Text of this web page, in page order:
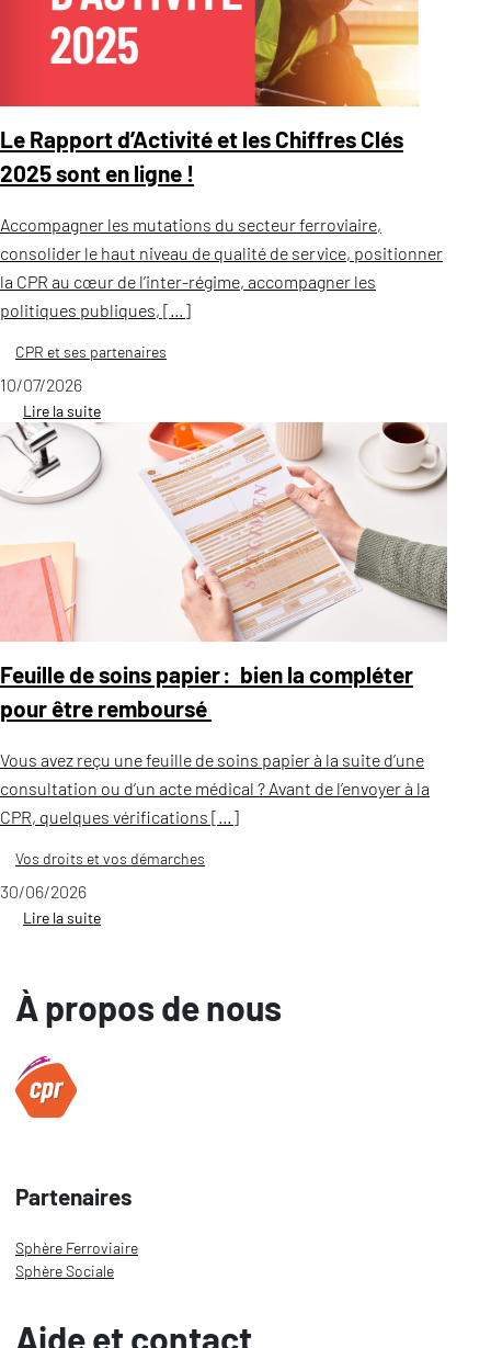
Le Rapport d’Activité et les Chiffres Clés
2025 sont en ligne !
Accompagner les mutations du secteur ferroviaire,
consolider le haut niveau de qualité de service, positionner
la CPR au cœur de l’inter-régime, accompagner les
politiques publiques, […]
CPR et ses partenaires
10/07/2026
Lire la suite
Feuille de soins papier : bien la compléter
pour être remboursé
Vous avez reçu une feuille de soins papier à la suite d’une
consultation ou d’un acte médical ? Avant de l’envoyer à la
CPR, quelques vérifications […]
Vos droits et vos démarches
30/06/2026
Lire la suite
À propos de nous
Partenaires
Sphère Ferroviaire
Sphère Sociale
Aide et contact